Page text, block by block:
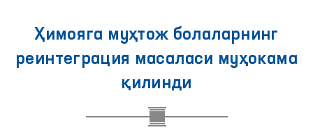
Ҳимояга муҳтож болаларнинг
реинтеграция масаласи муҳокама
қилинди